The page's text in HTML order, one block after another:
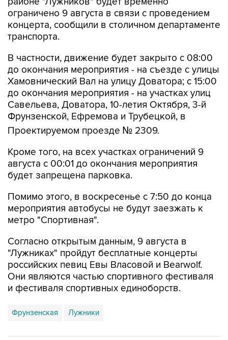
ограничено 9 августа в связи с проведением
концерта, сообщили в столичном департаменте
транспорта.
В частности, движение будет закрыто с 08:00
до окончания мероприятия - на съезде с улицы
Хамовнический Вал на улицу Доватора; с 15:00
до окончания мероприятия - на участках улиц
Савельева, Доватора, 10-летия Октября, 3-й
Фрунзенской, Ефремова и Трубецкой, в
Проектируемом проезде № 2309.
Кроме того, на всех участках ограничений 9
августа с 00:01 до окончания мероприятия
будет запрещена парковка.
Помимо этого, в воскресенье с 7:50 до конца
мероприятия автобусы не будут заезжать к
метро "Спортивная".
Согласно открытым данным, 9 августа в
"Лужниках" пройдут бесплатные концерты
российских певиц Евы Власовой и Bearwolf.
Они являются частью спортивного фестиваля
и фестиваля спортивных единоборств.
Фрунзенская Лужники